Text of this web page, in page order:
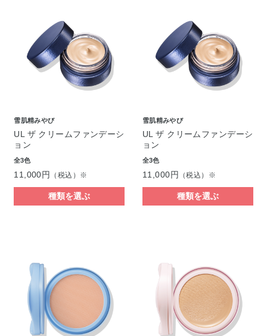
雪肌精みやび
UL ザ クリームファンデーシ
ョン
全3色
11,000円 （税込）※
種類を選ぶ
雪肌精みやび
UL ザ クリームファンデーシ
ョン
全3色
11,000円 （税込）※
種類を選ぶ